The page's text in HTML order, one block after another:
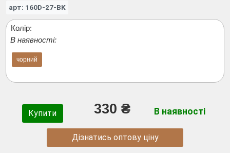
арт: 160D-27-BK
Колір:
В наявності:
чорний
Купити 330 ₴ В наявності
Дізнатись оптову ціну